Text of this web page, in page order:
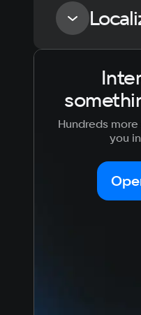
Minimum
Processor
Memory
Video card
Nvidia GTX 1660
Language
Russian
Simplified
Chinese
Korean
Japanese
Hundreds
you